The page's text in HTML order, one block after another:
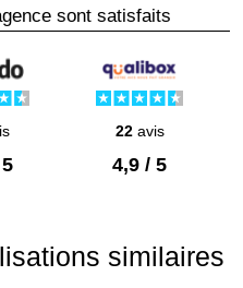
sont satisfaits
22avis
4,9 / 5
similaires